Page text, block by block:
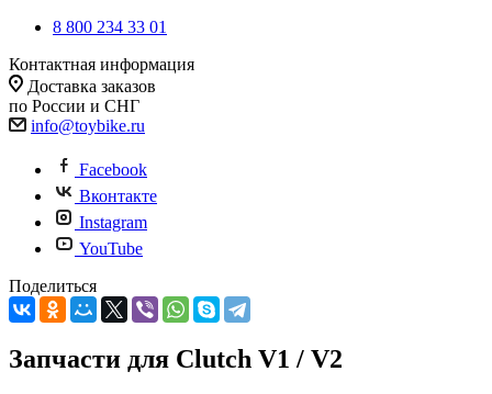
8 800 234 33 01
Контактная информация
Доставка заказов
по России и СНГ
info@toybike.ru
Facebook
Вконтакте
Instagram
YouTube
Поделиться
Запчасти для Clutch V1 / V2